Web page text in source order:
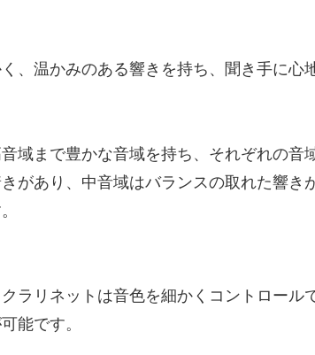
、温かみのある響きを持ち、聞き手に心
域まで豊かな音域を持ち、それぞれの音
があり、中音域はバランスの取れた響き
ラリネットは音色を細かくコントロール
能です。